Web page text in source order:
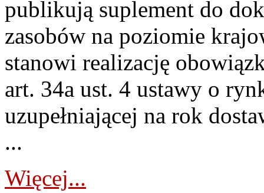
publikują suplement do
zasobów na poziomie
stanowi realizację
art. 34a ust. 4 ustawy o
uzupełniającej na rok
...
Więcej...